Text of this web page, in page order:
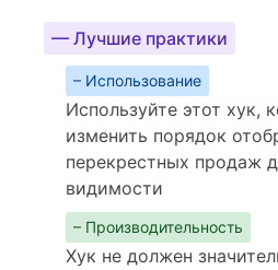
— Лучшие практики
– Использование
Используйте этот хук,
изменить порядок
перекрестных продаж
видимости
– Производительность
Хук не должен